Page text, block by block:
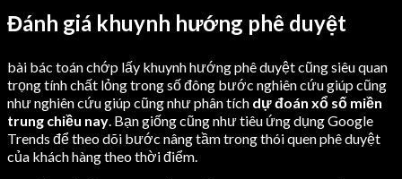
Đánh giá khuynh hướng phê duyệt
bài bác toán chớp lấy khuynh hướng phê duyệt cũng siêu quan
trọng tính chất lỏng trong số đông bước nghiên cứu giúp cũng
như nghiên cứu giúp cũng như phân tích dự đoán xổ số miền
trung chiều nay. Bạn giống cũng như tiêu ứng dụng Google
Trends để theo dõi bước nâng tầm trong thói quen phê duyệt
của khách hàng theo thời điểm.